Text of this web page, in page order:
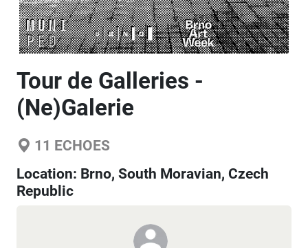
Tour de Galleries -
(Ne)Galerie
11 ECHOES
Location: Brno, South Moravian, Czech
Republic